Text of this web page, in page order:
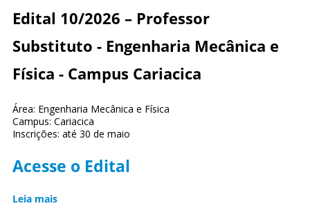
Edital 10/2026 – Professor
Substituto - Engenharia Mecânica e
Física - Campus Cariacica
Área: Engenharia Mecânica e Física
Campus: Cariacica
Inscrições: até 30 de maio
Acesse o Edital
Leia mais